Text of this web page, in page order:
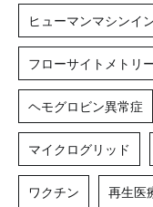
ヒューマンマシンイ
フローサイトメトリ
ヘモグロビン異常症
マイクログリッド
ワクチン 再生医